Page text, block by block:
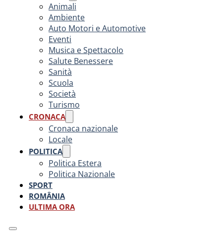
Animali
Ambiente
Auto Motori e Automotive
Eventi
Musica e Spettacolo
Salute Benessere
Sanità
Scuola
Società
Turismo
CRONACA
Cronaca nazionale
Locale
POLITICA
Politica Estera
Politica Nazionale
SPORT
ROMÂNIA
ULTIMA ORA